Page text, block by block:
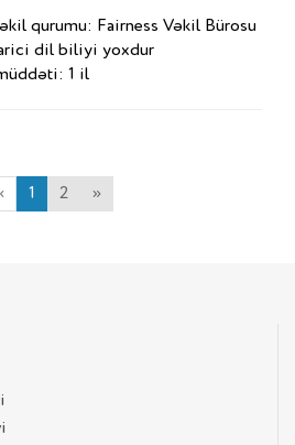
qurumu: Fairness Vəkil Bürosu
dil biliyi yoxdur
1 il
1 2 »